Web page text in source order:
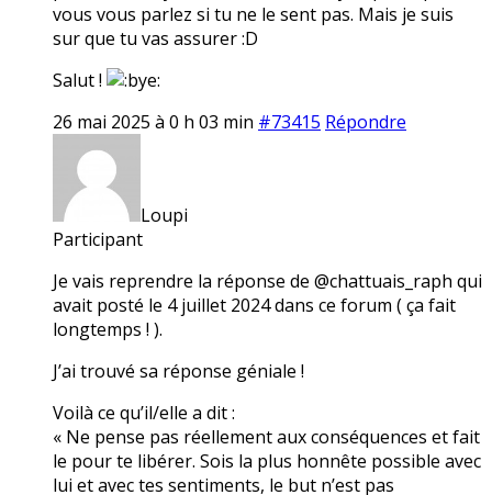
vous vous parlez si tu ne le sent pas. Mais je suis
sur que tu vas assurer :D
Salut !
26 mai 2025 à 0 h 03 min #73415 Répondre
Loupi
Participant
Je vais reprendre la réponse de @chattuais_raph qui
avait posté le 4 juillet 2024 dans ce forum ( ça fait
longtemps ! ).
J’ai trouvé sa réponse géniale !
Voilà ce qu’il/elle a dit :
« Ne pense pas réellement aux conséquences et fait
le pour te libérer. Sois la plus honnête possible avec
lui et avec tes sentiments, le but n’est pas